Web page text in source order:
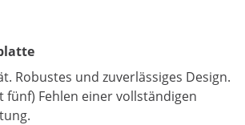
Robustes und zuverlässiges Design.
fünf) Fehlen einer vollständigen